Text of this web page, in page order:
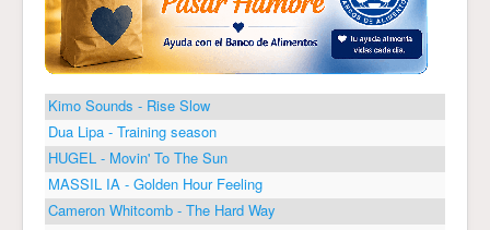
Kimo Sounds - Rise Slow
Dua Lipa - Training season
HUGEL - Movin' To The Sun
MASSIL IA - Golden Hour Feeling
Cameron Whitcomb - The Hard Way